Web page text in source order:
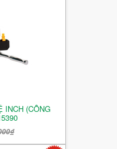
INCH (CÔNG